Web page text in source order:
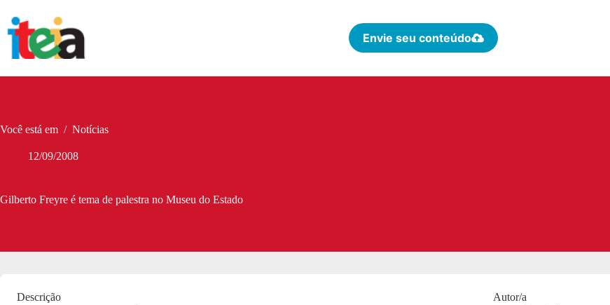
para
conteúdo
Envie seu conteúdo
Você está em / Notícias
12/09/2008
Gilberto Freyre é tema de palestra no Museu do Estado
Descrição
Autor/a